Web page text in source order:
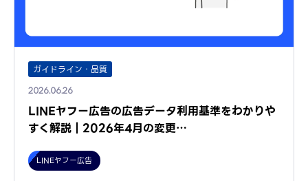
ガイドライン・品質
2026.06.26
LINEヤフー広告の広告データ利用基準をわかりや
すく解説｜2026年4月の変更…
LINEヤフー広告